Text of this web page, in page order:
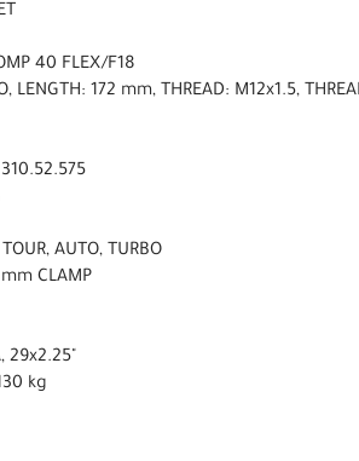
40 FLEX/F18
LENGTH: 172 mm, THREAD: M12x1.5,
310.52.575
AUTO, TURBO
mm CLAMP
29x2.25"
kg